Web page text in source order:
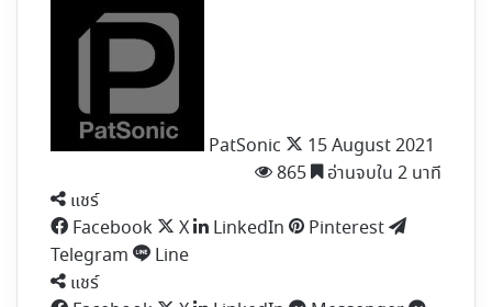
PatSonic
15 August 2021
865
อ่านจบใน 2 นาที
แชร์
Facebook
X LinkedIn
Pinterest
Telegram
Line
แชร์